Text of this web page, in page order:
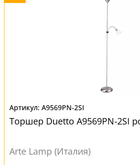
A9569PN-2SI
Торшер Duetto A9569PN-2SI
Arte Lamp (Италия)